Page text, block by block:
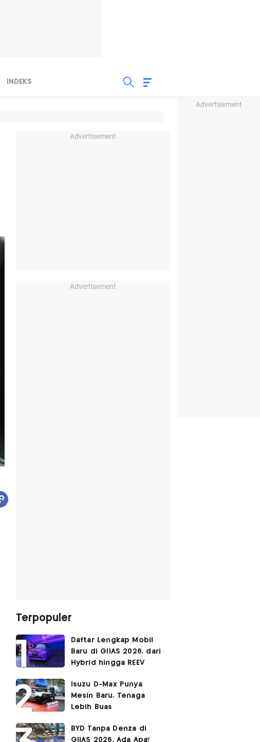
Advertisement
INDEKS
Advertisement
Advertisement
Terpopuler
Daftar Lengkap Mobil
Baru di GIIAS 2026, dari
Hybrid hingga REEV
Isuzu D-Max Punya
Mesin Baru, Tenaga
Lebih Buas
BYD Tanpa Denza di
GIIAS 2026, Ada Apa?